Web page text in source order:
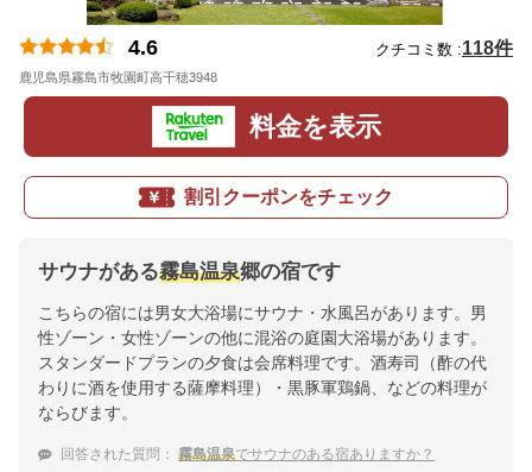
4.6 クチコミ数 :118件
鹿児島県霧島市牧園町高千穂3948
料金を表示
割引クーポンをチェック
サウナがある霧島温泉郷の宿です
こちらの宿には男女大浴場にサウナ・水風呂があります。男
性ゾーン・女性ゾーンの他に混浴の庭園大浴場があります。
スタンダードプランの夕食は会席料理です。酒寿司（酢の代
わりに酒を使用する薩摩料理）・黒豚軍鶏鍋、などの料理が
ならびます。
回答された質問： 霧島温泉でサウナのある宿ありますか？